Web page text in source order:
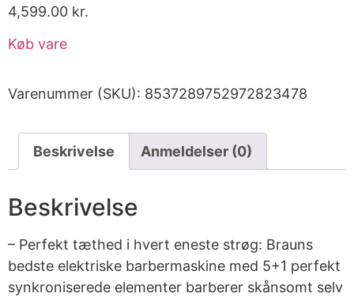
4,599.00 kr.
Køb vare
Varenummer (SKU): 8537289752972823478
Beskrivelse Anmeldelser (0)
Beskrivelse
– Perfekt tæthed i hvert eneste strøg: Brauns
bedste elektriske barbermaskine med 5+1 perfekt
synkroniserede elementer barberer skånsomt selv